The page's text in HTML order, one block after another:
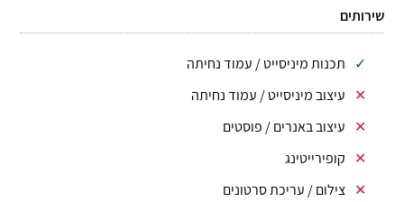
שירותים
תכנות מיניסייט / עמוד נחיתה
עיצוב מיניסייט / עמוד נחיתה
עיצוב באנרים / פוסטים
קופירייטינג
צילום / עריכת סרטונים